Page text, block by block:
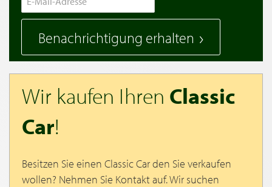
Benachrichtigung erhalten
Wir kaufen Ihren Classic
Car!
Besitzen Sie einen Classic Car den Sie verkaufen
wollen? Nehmen Sie Kontakt auf. Wir suchen